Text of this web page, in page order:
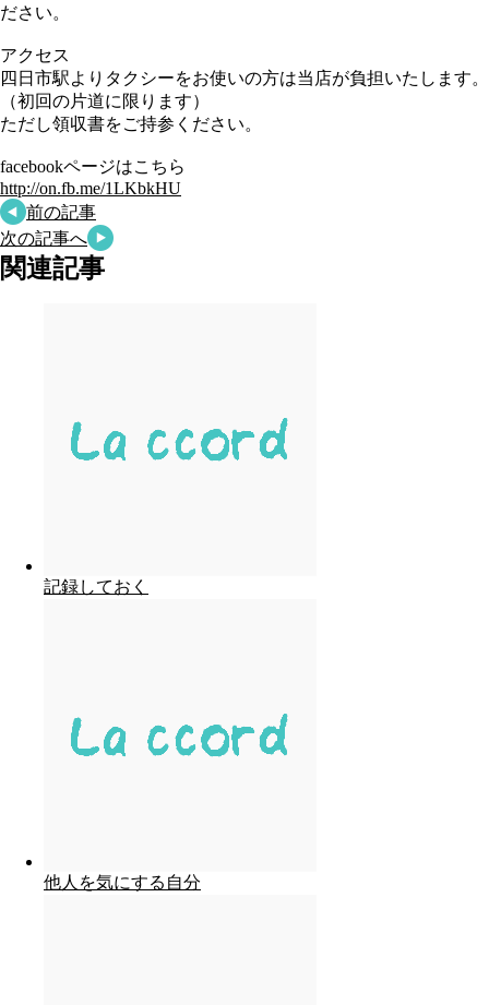
ださい。
アクセス
四日市駅よりタクシーをお使いの方は当店が負担いたします。
（初回の片道に限ります）
ただし領収書をご持参ください。
facebookページはこちら
http://on.fb.me/1LKbkHU
前の記事
次の記事へ
関連記事
記録しておく
他人を気にする自分